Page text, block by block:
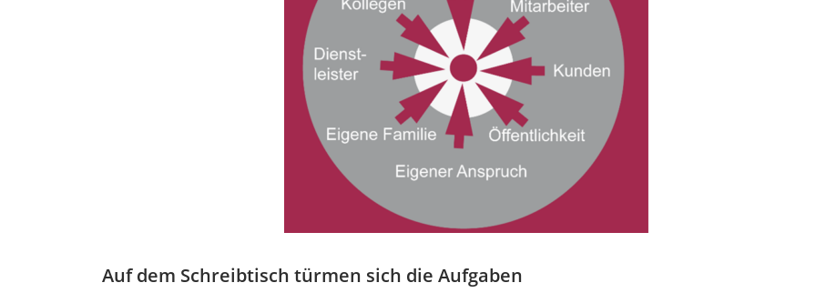
Auf dem Schreibtisch türmen sich die Aufgaben